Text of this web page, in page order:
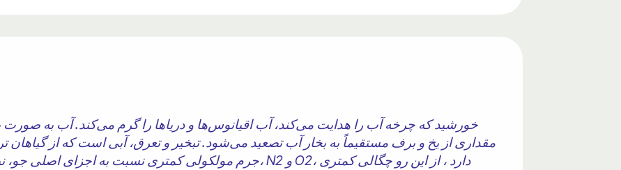
خورشید که چرخه آب را هدایت می‌کند، آب اقیانوس‌ها و دریاها را گرم می‌کند. آب به صورت
مقداری از یخ و برف مستقیماً به بخار آب تصعید می‌شود. تبخیر و تعرق، آبی است که از